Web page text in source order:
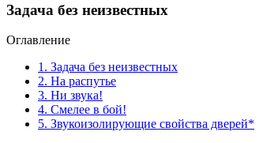
Задача без неизвестных
Оглавление
1. Задача без неизвестных
2. На распутье
3. Ни звука!
4. Смелее в бой!
5. Звукоизолирующие свойства дверей*